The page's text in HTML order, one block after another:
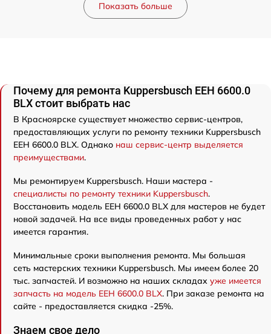
Показать больше
Почему для ремонта Kuppersbusch EEH 6600.0
BLX стоит выбрать нас
В Красноярске существует множество сервис-центров,
предоставляющих услуги по ремонту техники Kuppersbusch
EEH 6600.0 BLX. Однако наш сервис-центр выделяется
преимуществами.
Мы ремонтируем Kuppersbusch. Наши мастера -
специалисты по ремонту техники Kuppersbusch.
Восстановить модель EEH 6600.0 BLX для мастеров не будет
новой задачей. На все виды проведенных работ у нас
имеется гарантия.
Минимальные сроки выполнения ремонта. Мы большая
сеть мастерских техники Kuppersbusch. Мы имеем более 20
тыс. запчастей. И возможно на наших складах уже имеется
запчасть на модель EEH 6600.0 BLX. При заказе ремонта на
сайте - предоставляется скидка -25%.
Знаем свое дело